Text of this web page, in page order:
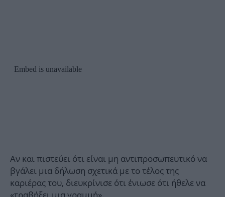
Αν και πιστεύει ότι είναι μη αντιπροσωπευτικό να
βγάλει μια δήλωση σχετικά με το τέλος της
καριέρας του, διευκρίνισε ότι ένιωσε ότι ήθελε να